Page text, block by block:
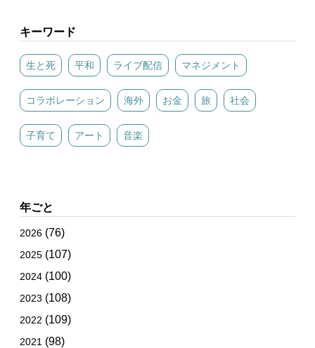
キーワード
生と死 平和 ライブ配信 マネジメント
コラボレーション 海外 お金 旅 社会
子育て アート 音楽
年ごと
2026 (76)
2025 (107)
2024 (100)
2023 (108)
2022 (109)
2021 (98)